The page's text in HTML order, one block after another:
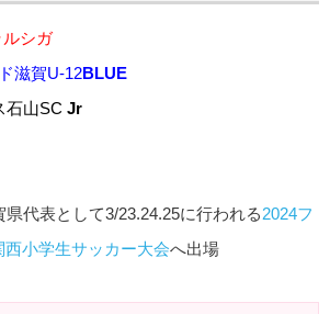
シガ
滋賀U-12BLUE
石山SC Jr
県代表として3/23.24.25に行われる2024フ
小学生サッカー大会へ出場